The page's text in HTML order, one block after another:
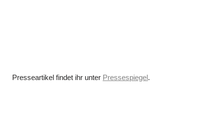
Presseartikel findet ihr unter Pressespiegel.